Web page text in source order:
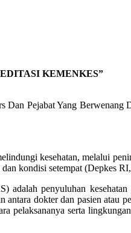
KEMENKES”
Pejabat Yang Berwenang
kesehatan, melalui
kondisi setempat (Depkes
adalah penyuluhan
dokter dan pasien atau
pelaksananya serta